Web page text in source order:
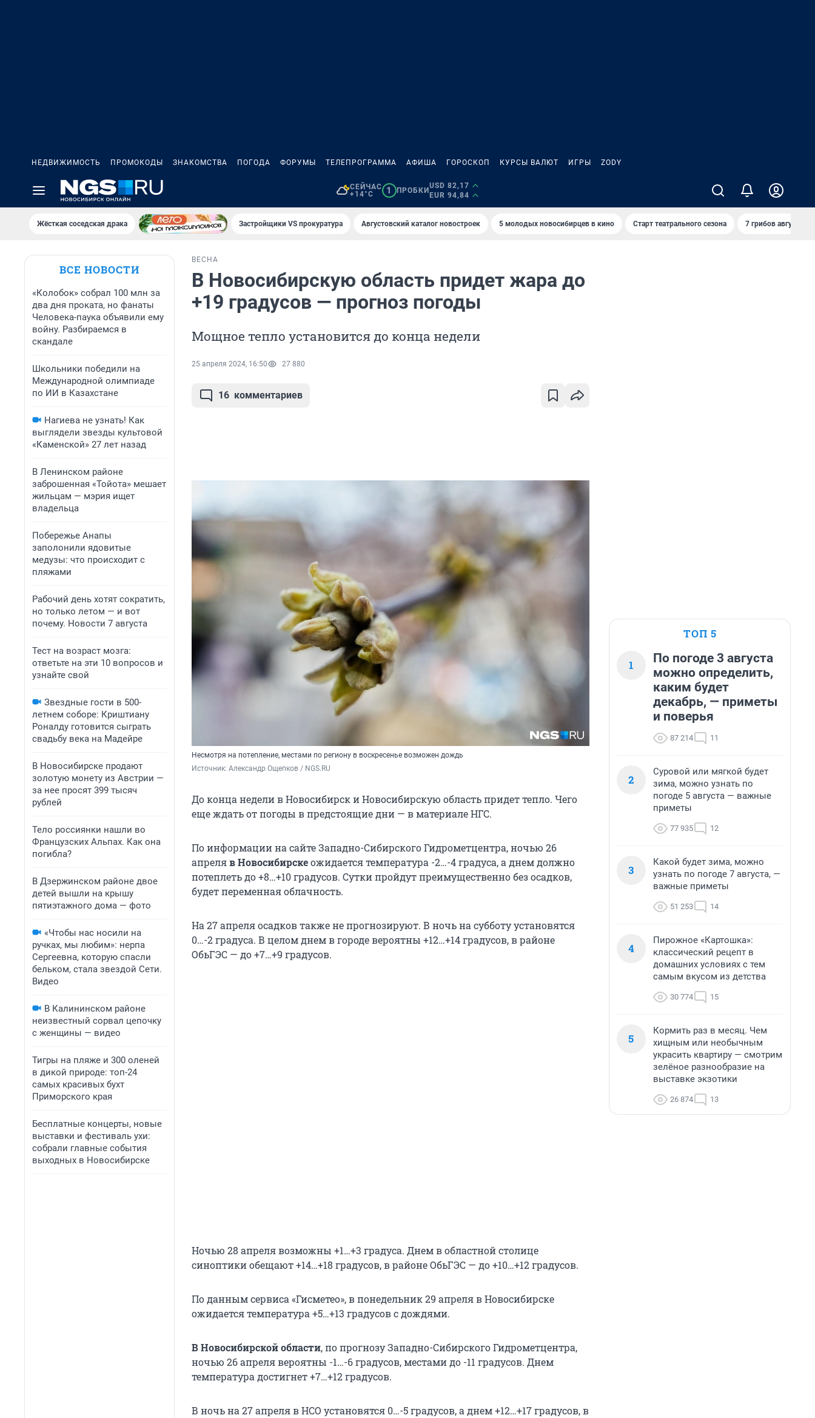
НЕДВИЖИМОСТЬ ПРОМОКОДЫ ЗНАКОМСТВА ПОГОДА ФОРУМЫ ТЕЛЕПРОГРАММА АФИША ГОРОСКОП КУРСЫ ВАЛЮТ ИГРЫ ZODY
СЕЙЧАС
+14°C
1 ПРОБКИ
USD 82,17
EUR 94,84
Жёсткая соседская драка Застройщики VS прокуратура Августовский каталог новостроек 5 молодых новосибирцев в кино Старт театрального сезона 7 грибов августа
ВСЕ НОВОСТИ
«Колобок» собрал 100 млн за
два дня проката, но фанаты
Человека-паука объявили ему
войну. Разбираемся в
скандале
Школьники победили на
Международной олимпиаде
по ИИ в Казахстане
Нагиева не узнать! Как
выглядели звезды культовой
«Каменской» 27 лет назад
В Ленинском районе
заброшенная «Тойота» мешает
жильцам — мэрия ищет
владельца
Побережье Анапы
заполонили ядовитые
медузы: что происходит с
пляжами
Рабочий день хотят сократить,
но только летом — и вот
почему. Новости 7 августа
Тест на возраст мозга:
ответьте на эти 10 вопросов и
узнайте свой
Звездные гости в 500-
летнем соборе: Криштиану
Роналду готовится сыграть
свадьбу века на Мадейре
В Новосибирске продают
золотую монету из Австрии —
за нее просят 399 тысяч
рублей
Тело россиянки нашли во
Французских Альпах. Как она
погибла?
В Дзержинском районе двое
детей вышли на крышу
пятиэтажного дома — фото
«Чтобы нас носили на
ручках, мы любим»: нерпа
Сергеевна, которую спасли
бельком, стала звездой Сети.
Видео
В Калининском районе
неизвестный сорвал цепочку
с женщины — видео
Тигры на пляже и 300 оленей
в дикой природе: топ-24
самых красивых бухт
Приморского края
Бесплатные концерты, новые
выставки и фестиваль ухи:
собрали главные события
выходных в Новосибирске
ВЕСНА
В Новосибирскую область придет жара до
+19 градусов — прогноз погоды
Мощное тепло установится до конца недели
25 апреля 2024, 16:50 27 880
16 комментариев
Несмотря на потепление, местами по региону в воскресенье возможен дождь
Источник: Александр Ощепков / NGS.RU
До конца недели в Новосибирск и Новосибирскую область придет тепло. Чего
еще ждать от погоды в предстоящие дни — в материале НГС.
По информации на сайте Западно-Сибирского Гидрометцентра, ночью 26
апреляв Новосибирскеожидается температура -2…-4 градуса, а днем должно
потеплеть до +8…+10 градусов. Сутки пройдут преимущественно без осадков,
будет переменная облачность.
На 27 апреля осадков также не прогнозируют. В ночь на субботу установятся
0…-2 градуса. В целом днем в городе вероятны +12…+14 градусов, в районе
ОбьГЭС — до +7…+9 градусов.
Ночью 28 апреля возможны +1…+3 градуса. Днем в областной столице
синоптики обещают +14…+18 градусов, в районе ОбьГЭС — до +10…+12 градусов.
По данным сервиса «Гисметео», в понедельник 29 апреля в Новосибирске
ожидается температура +5…+13 градусов с дождями.
В Новосибирской области, по прогнозу Западно-Сибирского Гидрометцентра,
ночью 26 апреля вероятны -1…-6 градусов, местами до -11 градусов. Днем
температура достигнет +7…+12 градусов.
В ночь на 27 апреля в НСО установятся 0…-5 градусов, а днем +12…+17 градусов, в
ТОП 5
1
По погоде 3 августа
можно определить,
каким будет
декабрь, — приметы
и поверья
87 214 11
2
Суровой или мягкой будет
зима, можно узнать по
погоде 5 августа — важные
приметы
77 935 12
3
Какой будет зима, можно
узнать по погоде 7 августа, —
важные приметы
51 253 14
4
Пирожное «Картошка»:
классический рецепт в
домашних условиях с тем
самым вкусом из детства
30 774 15
5
Кормить раз в месяц. Чем
хищным или необычным
украсить квартиру — смотрим
зелёное разнообразие на
выставке экзотики
26 874 13